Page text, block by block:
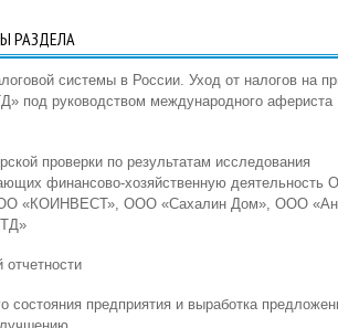
РАЗДЕЛА
системы в России. Уход от налогов на
под руководством международного
проверки по результатам исследования
финансово-хозяйственную деятельность
«КОИНВЕСТ», ООО «Сахалин Дом», ООО
состояния предприятия и выработка